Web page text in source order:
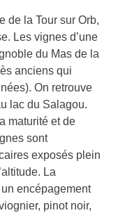
de la Tour sur Orb,
Les vignes d’une
du Mas de la
anciens qui
On retrouve
lac du Salagou.
maturité et de
sont
exposés plein
La
encépagement
pinot noir,